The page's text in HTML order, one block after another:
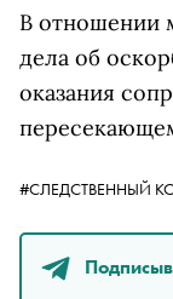
В отношении
дела об
оказания
#СЛЕДСТВЕННЫЙ